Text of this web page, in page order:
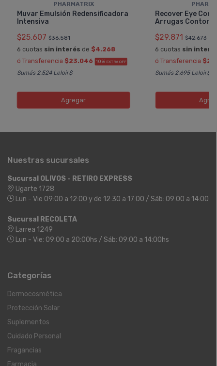
PHARMATRIX
Muvar Emulsión Redensificadora
Intensiva
$25.607 $36.581
6 cuotas sin interés de $4.268
ó Transferencia $23.046 10% EXTRA OFF
Sumás 2.524 Leloir$
Agregar
Recover Eye
Arrugas
$29.871 $42.673
6 cuotas sin
ó Transferencia
Sumás 2.695 Leloir$
Nuestras sucursales
Sucursal OLIVOS - RETIRO EXPRESS
Ugarte 1728
Lun - Vie 09:00 a 12:00 y de 12:30 a 17:00 / Sáb: 09:00 a 14:00
Sucursal RECOLETA
Larrea 1249
Lun - Vie: 09:00 a 20:00hs / Sáb: 09:00 a 14:00hs
Categorías
Dermocosmética
Protección Solar
Suplementos
Cuidado Personal
Fragancias
Farmacia